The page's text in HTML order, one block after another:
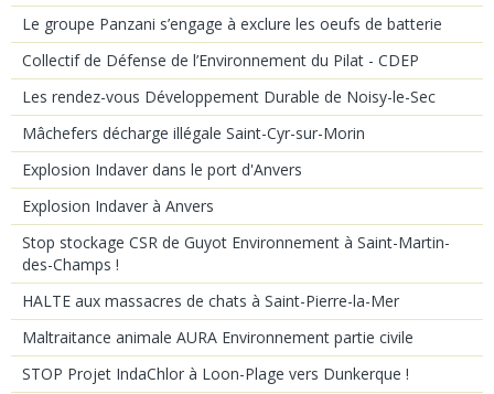
Le groupe Panzani s’engage à exclure les oeufs de batterie
Collectif de Défense de l’Environnement du Pilat - CDEP
Les rendez-vous Développement Durable de Noisy-le-Sec
Mâchefers décharge illégale Saint-Cyr-sur-Morin
Explosion Indaver dans le port d'Anvers
Explosion Indaver à Anvers
Stop stockage CSR de Guyot Environnement à Saint-Martin-
des-Champs !
HALTE aux massacres de chats à Saint-Pierre-la-Mer
Maltraitance animale AURA Environnement partie civile
STOP Projet IndaChlor à Loon-Plage vers Dunkerque !